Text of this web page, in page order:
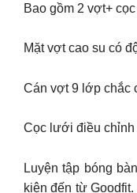
Bao gồm 2 vợt+
Mặt vợt cao su có
Cán vợt 9 lớp chắc
Cọc lưới điều
Luyện tập bóng
kiện đến từ